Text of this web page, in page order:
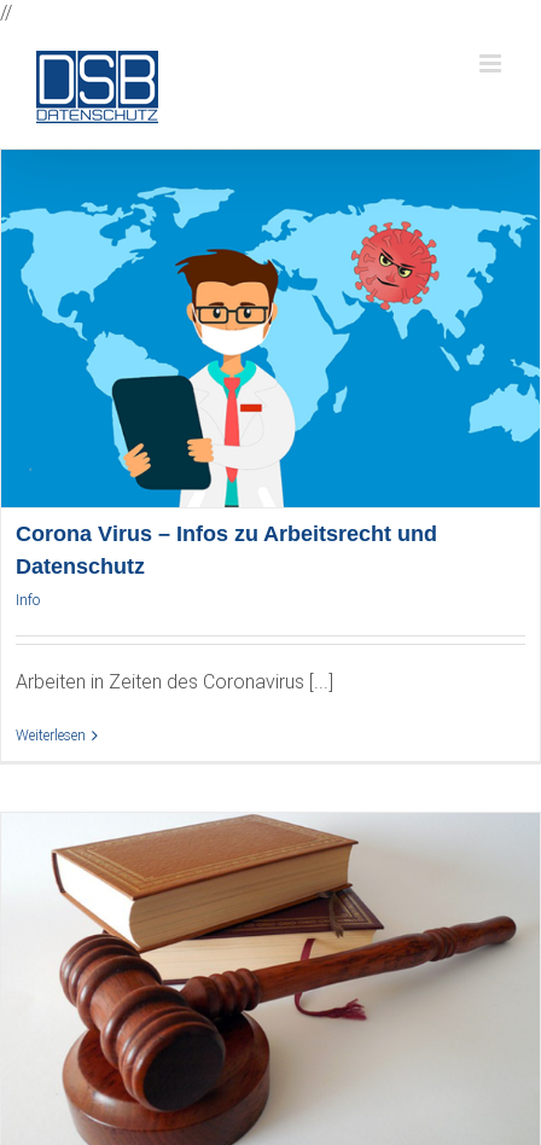
//Zum
springen
Corona Virus – Infos zu Arbeitsrecht und
Datenschutz
Info
Arbeiten in Zeiten des Coronavirus [...]
Weiterlesen